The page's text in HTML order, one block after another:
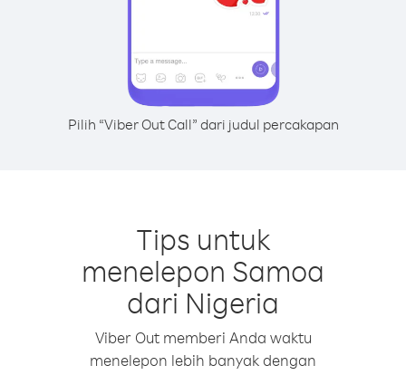
Pilih “Viber Out Call” dari judul percakapan
Tips untuk
menelepon Samoa
dari Nigeria
Viber Out memberi Anda waktu
menelepon lebih banyak dengan